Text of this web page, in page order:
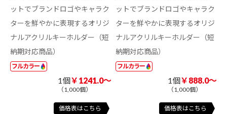
ットでブランドロゴやキャラク
ターを鮮やかに表現するオリジ
ナルアクリルキーホルダー（短
納期対応商品）
フルカラー
1個￥1241.0～
（1,000個）
価格表はこちら
ットでブランドロゴやキャラク
ターを鮮やかに表現するオリジ
ナルアクリルキーホルダー（短
納期対応商品）
フルカラー
1個￥888.0～
（1,000個）
価格表はこちら